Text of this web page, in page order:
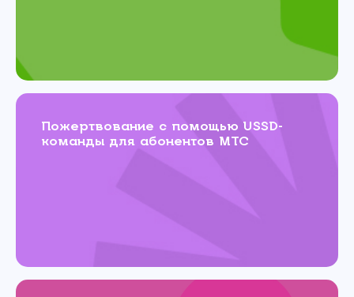
Пожертвование с помощью USSD-
команды для абонентов МТС